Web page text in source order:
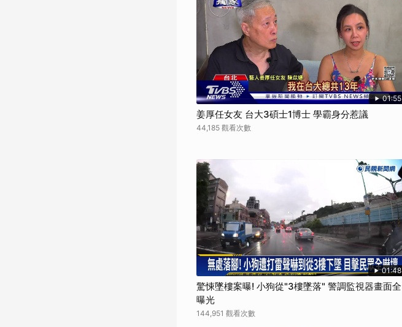
01:55
姜厚任女友 台大3碩士1博士 學霸身分惹議
44,185 觀看次數
01:48
驚悚墜樓案曝! 小狗從"3樓墜落" 警調監視器畫面全
曝光
144,951 觀看次數
取消